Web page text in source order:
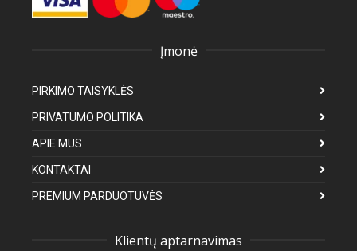
Įmonė
PIRKIMO TAISYKLĖS
PRIVATUMO POLITIKA
APIE MUS
KONTAKTAI
PREMIUM PARDUOTUVĖS
Klientų aptarnavimas